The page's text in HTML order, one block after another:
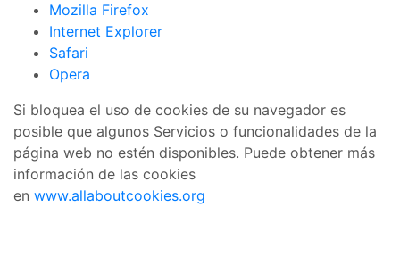
Mozilla Firefox
Internet Explorer
Safari
Opera
Si bloquea el uso de cookies de su navegador es
posible que algunos Servicios o funcionalidades de la
página web no estén disponibles. Puede obtener más
información de las cookies
en www.allaboutcookies.org